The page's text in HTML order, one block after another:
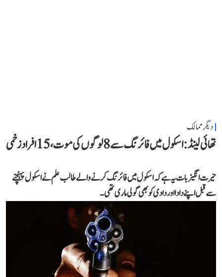
دیگر ممالک
تھائی لینڈ: اسکول میں فائرنگ سے 8 لوگوں کی موت، 15 افراد زخمی
حیرت انگیز بات یہ ہے کہ اسکول میں فائرنگ کرنے والے طالب علم نے اسکول پہنچنے
سے قبل اپنے دادا اور دادی کو بھی گولی ماری تھی۔